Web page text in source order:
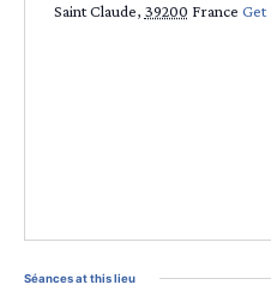
Saint Claude, 39200 France Get
Séances at this lieu